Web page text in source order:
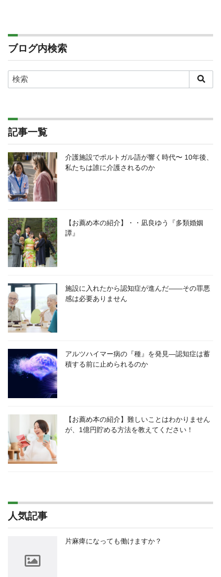
ブログ内検索
記事一覧
介護施設でポルトガル語が響く時代〜 10年後、
私たちは誰に介護されるのか
【お薦め本の紹介】・・凪良ゆう『多類婚姻
譚』
施設に入れたから認知症が進んだ――その罪悪
感は必要ありません
アルツハイマー病の『種』を発見―認知症は蓄
積する前に止められるのか
【お薦め本の紹介】難しいことはわかりません
が、1億円貯める方法を教えてください！
人気記事
片麻痺になっても働けますか？